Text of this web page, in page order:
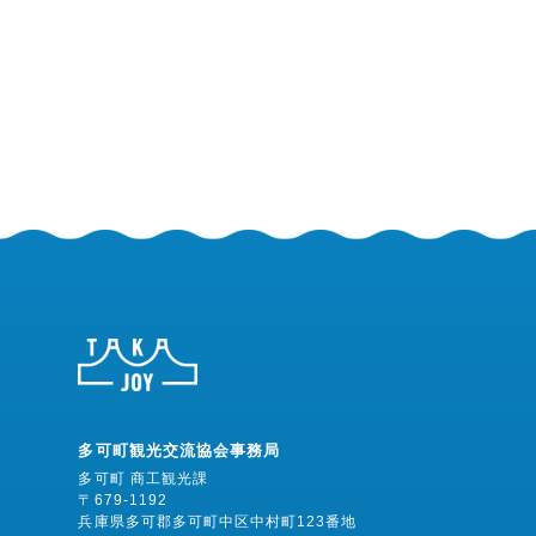
多可町観光交流協会事務局
多可町 商工観光課
〒679-1192
兵庫県多可郡多可町中区中村町123番地